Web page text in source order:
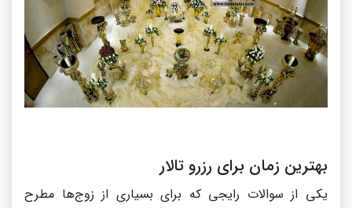
بهترین زمان برای رزرو تالار
یکی از سوالات رایجی که برای بسیاری از زوج‌ها مطرح